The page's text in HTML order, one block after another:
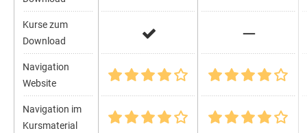
Kurse zum
Download
Navigation
Website
Navigation im
Kursmaterial